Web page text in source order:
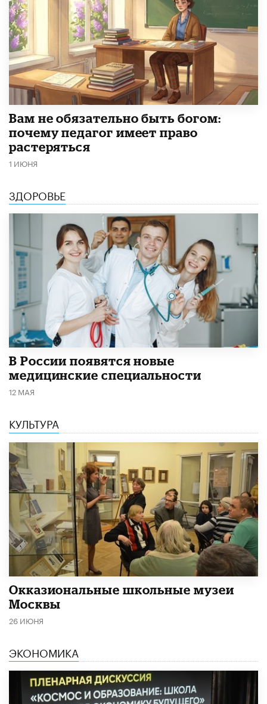
​Вам не обязательно быть богом:
почему педагог имеет право
растеряться
1 ИЮНЯ
ЗДОРОВЬЕ
В России появятся новые
медицинские специальности
12 МАЯ
КУЛЬТУРА
​Окказиональные школьные музеи
Москвы
26 ИЮНЯ
ЭКОНОМИКА